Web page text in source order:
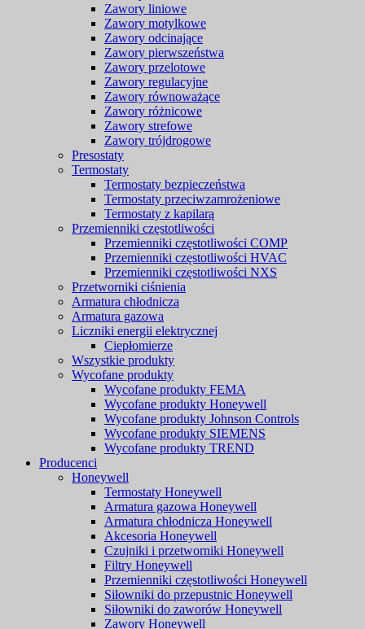
Zawory liniowe
Zawory motylkowe
Zawory odcinające
Zawory pierwszeństwa
Zawory przelotowe
Zawory regulacyjne
Zawory równoważące
Zawory różnicowe
Zawory strefowe
Zawory trójdrogowe
Presostaty
Termostaty
Termostaty bezpieczeństwa
Termostaty przeciwzamrożeniowe
Termostaty z kapilarą
Przemienniki częstotliwości
Przemienniki częstotliwości COMP
Przemienniki częstotliwości HVAC
Przemienniki częstotliwości NXS
Przetworniki ciśnienia
Armatura chłodnicza
Armatura gazowa
Liczniki energii elektrycznej
Ciepłomierze
Wszystkie produkty
Wycofane produkty
Wycofane produkty FEMA
Wycofane produkty Honeywell
Wycofane produkty Johnson Controls
Wycofane produkty SIEMENS
Wycofane produkty TREND
Producenci
Honeywell
Termostaty Honeywell
Armatura gazowa Honeywell
Armatura chłodnicza Honeywell
Akcesoria Honeywell
Czujniki i przetworniki Honeywell
Filtry Honeywell
Przemienniki częstotliwości Honeywell
Siłowniki do przepustnic Honeywell
Siłowniki do zaworów Honeywell
Zawory Honeywell